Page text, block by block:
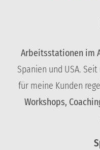
Arbeitsstationen im
Spanien und USA.
für meine Kunden
Workshops,